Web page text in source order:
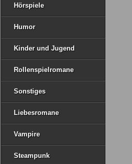
Hörspiele
Humor
Kinder und Jugend
Rollenspielromane
Sonstiges
Liebesromane
Vampire
Steampunk